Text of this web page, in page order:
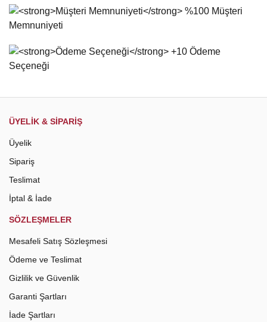
Ürün fiyatı diğer sitelerden daha pahalı.
ÜYELİK & SİPARİŞ
Üyelik
Sipariş
Teslimat
İptal & İade
SÖZLEŞMELER
Mesafeli Satış Sözleşmesi
Ödeme ve Teslimat
Gizlilik ve Güvenlik
Garanti Şartları
İade Şartları